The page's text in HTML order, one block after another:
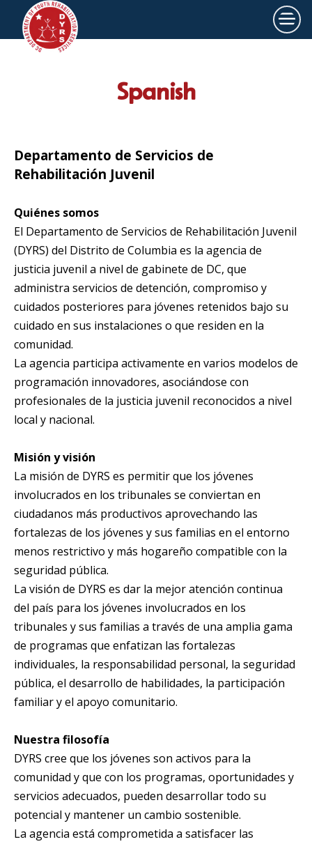
Skip to main content
×
Spanish
Departamento de Servicios de
Rehabilitación Juvenil
Quiénes somos
El Departamento de Servicios de Rehabilitación Juvenil
(DYRS) del Distrito de Columbia es la agencia de
justicia juvenil a nivel de gabinete de DC, que
administra servicios de detención, compromiso y
cuidados posteriores para jóvenes retenidos bajo su
cuidado en sus instalaciones o que residen en la
comunidad.
La agencia participa activamente en varios modelos de
programación innovadores, asociándose con
profesionales de la justicia juvenil reconocidos a nivel
local y nacional.
Misión y visión
La misión de DYRS es permitir que los jóvenes
involucrados en los tribunales se conviertan en
ciudadanos más productivos aprovechando las
fortalezas de los jóvenes y sus familias en el entorno
menos restrictivo y más hogareño compatible con la
seguridad pública.
La visión de DYRS es dar la mejor atención continua
del país para los jóvenes involucrados en los
tribunales y sus familias a través de una amplia gama
de programas que enfatizan las fortalezas
individuales, la responsabilidad personal, la seguridad
pública, el desarrollo de habilidades, la participación
familiar y el apoyo comunitario.
Nuestra filosofía
DYRS cree que los jóvenes son activos para la
comunidad y que con los programas, oportunidades y
servicios adecuados, pueden desarrollar todo su
potencial y mantener un cambio sostenible.
La agencia está comprometida a satisfacer las